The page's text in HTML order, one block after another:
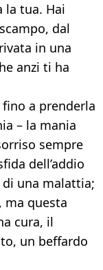
la tua. Hai
dal
in una
anzi ti ha
fino a prenderla
– la mania
sempre
dell’addio
una malattia;
questa
cura, il
un beffardo